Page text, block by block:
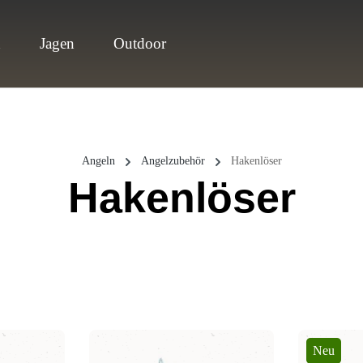
Jagen Outdoor
Angeln Angelzubehör Hakenlöser
Hakenlöser
Neu